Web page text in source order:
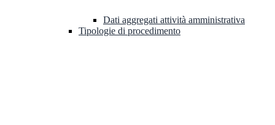
Dati aggregati attività amministrativa
Tipologie di procedimento